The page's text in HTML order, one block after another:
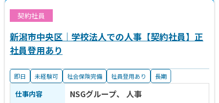
契約社員
新潟市中央区｜学校法人での人事【契約社員】正
社員登用あり
即日 未経験可 社会保険完備 社員登用あり 長期
仕事内容 NSGグループ、 人事